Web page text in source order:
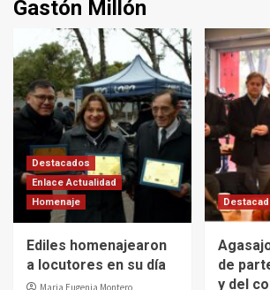
Gastón Millón
Destacados
Enlace Actualidad
Homenaje
Ediles homenajearon
a locutores en su día
Maria Eugenia Montero
de
y del